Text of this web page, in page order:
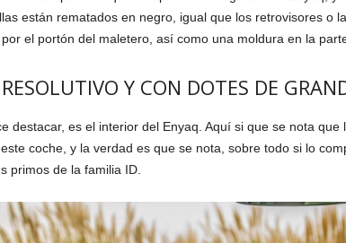
están rematados en negro, igual que los retrovisores o
el portón del maletero, así como una moldura en la
Y CON DOTES DE
destacar, es el interior del Enyaq. Aquí si que se nota
coche, y la verdad es que se nota, sobre todo si lo
primos de la familia ID.